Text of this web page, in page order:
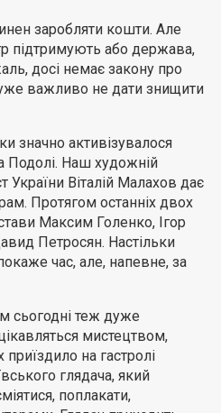
заробляти кошти. Але
підтримують або держава,
досі немає закону про
важливо не дати знищити
значно активізувалося
Подолі. Наш художній
України Віталій Малахов дає
Протягом останніх двох
Максим Голенко, Ігор
Петросян. Настільки
час, але, напевне, за
сьогодні теж дуже
мистецтвом,
на гастролі
глядача, який
поплакати,